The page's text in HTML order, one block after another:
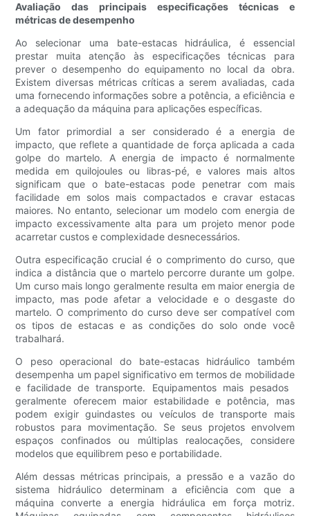
Avaliação das principais especificações técnicas e
métricas de desempenho
Ao selecionar uma bate-estacas hidráulica, é essencial
prestar muita atenção às especificações técnicas para
prever o desempenho do equipamento no local da obra.
Existem diversas métricas críticas a serem avaliadas, cada
uma fornecendo informações sobre a potência, a eficiência e
a adequação da máquina para aplicações específicas.
Um fator primordial a ser considerado é a energia de
impacto, que reflete a quantidade de força aplicada a cada
golpe do martelo. A energia de impacto é normalmente
medida em quilojoules ou libras-pé, e valores mais altos
significam que o bate-estacas pode penetrar com mais
facilidade em solos mais compactados e cravar estacas
maiores. No entanto, selecionar um modelo com energia de
impacto excessivamente alta para um projeto menor pode
acarretar custos e complexidade desnecessários.
Outra especificação crucial é o comprimento do curso, que
indica a distância que o martelo percorre durante um golpe.
Um curso mais longo geralmente resulta em maior energia de
impacto, mas pode afetar a velocidade e o desgaste do
martelo. O comprimento do curso deve ser compatível com
os tipos de estacas e as condições do solo onde você
trabalhará.
O peso operacional do bate-estacas hidráulico também
desempenha um papel significativo em termos de mobilidade
e facilidade de transporte. Equipamentos mais pesados ​​
geralmente oferecem maior estabilidade e potência, mas
podem exigir guindastes ou veículos de transporte mais
robustos para movimentação. Se seus projetos envolvem
espaços confinados ou múltiplas realocações, considere
modelos que equilibrem peso e portabilidade.
Além dessas métricas principais, a pressão e a vazão do
sistema hidráulico determinam a eficiência com que a
máquina converte a energia hidráulica em força motriz.